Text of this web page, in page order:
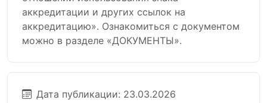
аккредитации и других ссылок на
аккредитацию». Ознакомиться с документом
можно в разделе «ДОКУМЕНТЫ».
Дата публикации: 23.03.2026